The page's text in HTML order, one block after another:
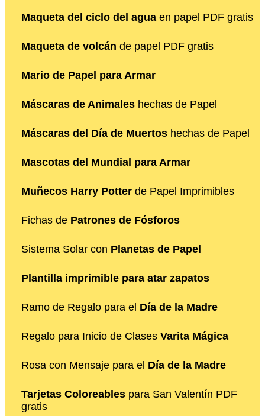
Maqueta del ciclo del agua en papel PDF gratis
Maqueta de volcán de papel PDF gratis
Mario de Papel para Armar
Máscaras de Animales hechas de Papel
Máscaras del Día de Muertos hechas de Papel
Mascotas del Mundial para Armar
Muñecos Harry Potter de Papel Imprimibles
Fichas de Patrones de Fósforos
Sistema Solar con Planetas de Papel
Plantilla imprimible para atar zapatos
Ramo de Regalo para el Día de la Madre
Regalo para Inicio de Clases Varita Mágica
Rosa con Mensaje para el Día de la Madre
Tarjetas Coloreables para San Valentín PDF
gratis